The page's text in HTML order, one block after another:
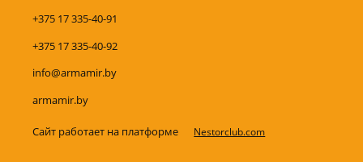
+375 17 335-40-91
+375 17 335-40-92
info@armamir.by
armamir.by
Сайт работает на платформе Nestorclub.com